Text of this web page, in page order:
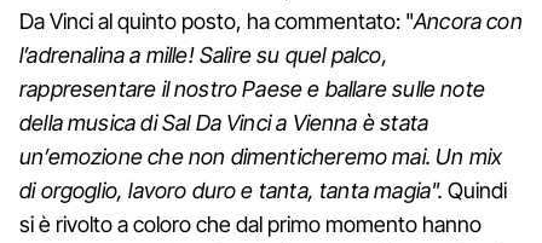
Da Vinci al quinto posto, ha commentato: "Ancora con
l’adrenalina a mille! Salire su quel palco,
rappresentare il nostro Paese e ballare sulle note
della musica di Sal Da Vinci a Vienna è stata
un’emozione che non dimenticheremo mai. Un mix
di orgoglio, lavoro duro e tanta, tanta magia". Quindi
si è rivolto a coloro che dal primo momento hanno